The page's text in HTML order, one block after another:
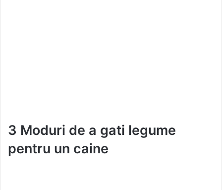
3 Moduri de a gati legume
pentru un caine